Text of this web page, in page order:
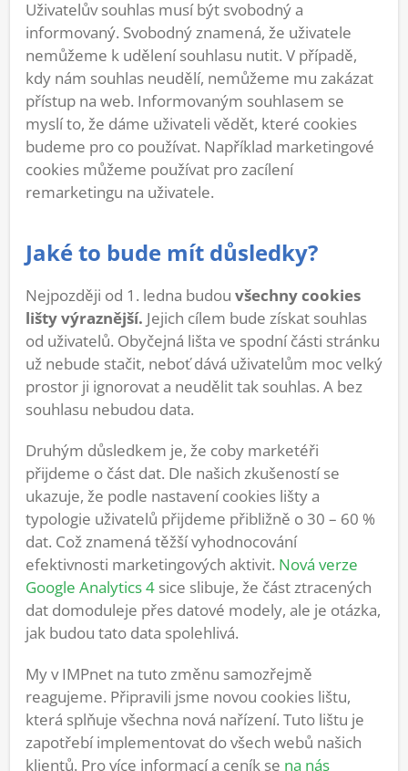
Uživatelův souhlas musí být svobodný a
informovaný. Svobodný znamená, že uživatele
nemůžeme k udělení souhlasu nutit. V případě,
kdy nám souhlas neudělí, nemůžeme mu zakázat
přístup na web. Informovaným souhlasem se
myslí to, že dáme uživateli vědět, které cookies
budeme pro co používat. Například marketingové
cookies můžeme používat pro zacílení
remarketingu na uživatele.
Jaké to bude mít důsledky?
Nejpozději od 1. ledna budou všechny cookies
lišty výraznější. Jejich cílem bude získat souhlas
od uživatelů. Obyčejná lišta ve spodní části stránku
už nebude stačit, neboť dává uživatelům moc velký
prostor ji ignorovat a neudělit tak souhlas. A bez
souhlasu nebudou data.
Druhým důsledkem je, že coby marketéři
přijdeme o část dat. Dle našich zkušeností se
ukazuje, že podle nastavení cookies lišty a
typologie uživatelů přijdeme přibližně o 30 –⁠ 60 %
dat. Což znamená těžší vyhodnocování
efektivnosti marketingových aktivit. Nová verze
Google Analytics 4 sice slibuje, že část ztracených
dat domoduleje přes datové modely, ale je otázka,
jak budou tato data spolehlivá.
My v IMPnet na tuto změnu samozřejmě
reagujeme. Připravili jsme novou cookies lištu,
která splňuje všechna nová nařízení. Tuto lištu je
zapotřebí implementovat do všech webů našich
klientů. Pro více informací a ceník se na nás